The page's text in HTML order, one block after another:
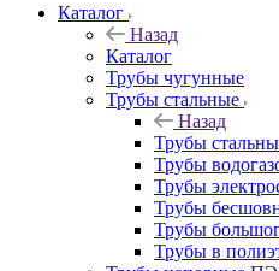
Каталог
Назад
Каталог
Трубы чугунные
Трубы стальные
Назад
Трубы
Трубы
Трубы
Трубы
Трубы
Трубы в